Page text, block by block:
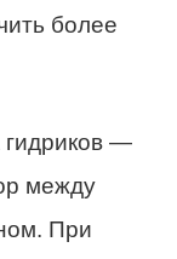
более
гидриков —
между
При